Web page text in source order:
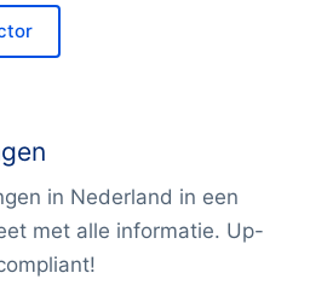
in Nederland in een
met alle informatie. Up-